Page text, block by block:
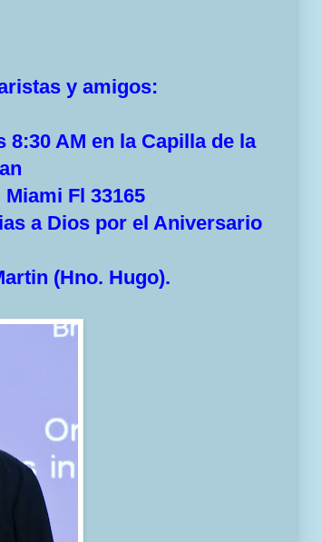
y amigos:
AM en la Capilla de la
Fl 33165
a Dios por el Aniversario
(Hno. Hugo).